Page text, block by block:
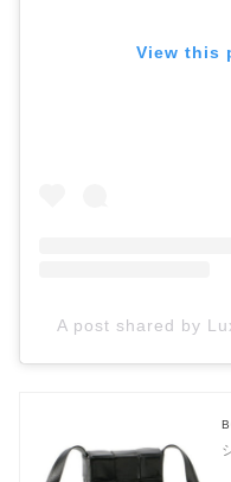
View this
A post shared by